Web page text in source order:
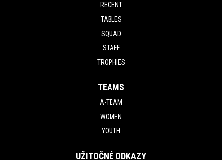
RECENT
TABLES
SQUAD
STAFF
TROPHIES
TEAMS
A-TEAM
WOMEN
YOUTH
UŽITOČNÉ ODKAZY